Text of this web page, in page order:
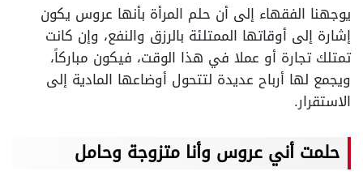
يوجهنا الفقهاء إلى أن حلم المرأة بأنها عروس يكون
إشارة إلى أوقاتها الممتلئة بالرزق والنفع، وإن كانت
تمتلك تجارة أو عملا في هذا الوقت، فيكون مباركاً،
ويجمع لها أرباح عديدة لتتحول أوضاعها المادية إلى
الاستقرار.
حلمت أني عروس وأنا متزوجة وحامل